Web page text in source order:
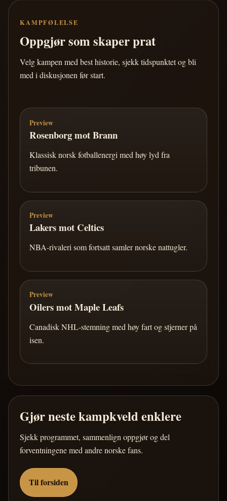
KAMPFØLELSE
Oppgjør som skaper prat
Velg kampen med best historie, sjekk tidspunktet og bli
med i diskusjonen før start.
Preview
Rosenborg mot Brann
Klassisk norsk fotballenergi med høy lyd fra
tribunen.
Preview
Lakers mot Celtics
NBA-rivaleri som fortsatt samler norske nattugler.
Preview
Oilers mot Maple Leafs
Canadisk NHL-stemning med høy fart og stjerner på
isen.
Gjør neste kampkveld enklere
Sjekk programmet, sammenlign oppgjør og del
forventningene med andre norske fans.
Til forsiden